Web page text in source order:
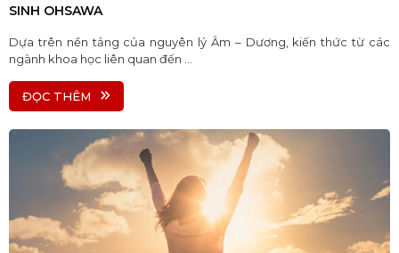
SINH OHSAWA
Dựa trên nền tảng của nguyên lý Âm – Dương, kiến thức từ các
ngành khoa học liên quan đến ...
ĐỌC THÊM